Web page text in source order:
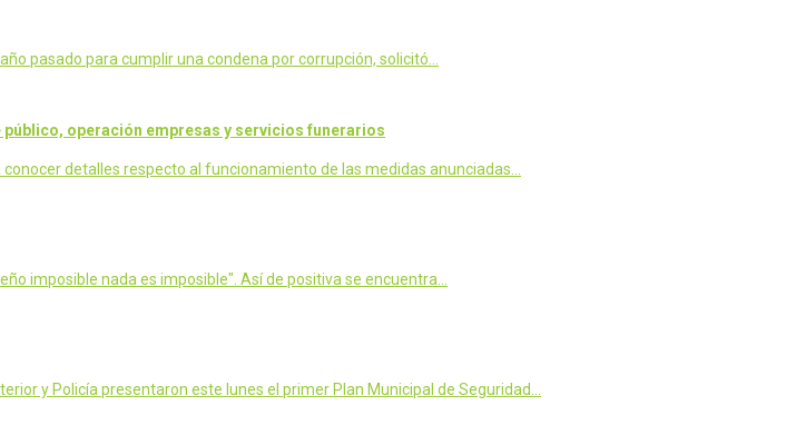
pasado para cumplir una condena por corrupción, solicitó…
operación empresas y servicios funerarios
detalles respecto al funcionamiento de las medidas anunciadas…
imposible nada es imposible". Así de positiva se encuentra…
y Policía presentaron este lunes el primer Plan Municipal de Seguridad…